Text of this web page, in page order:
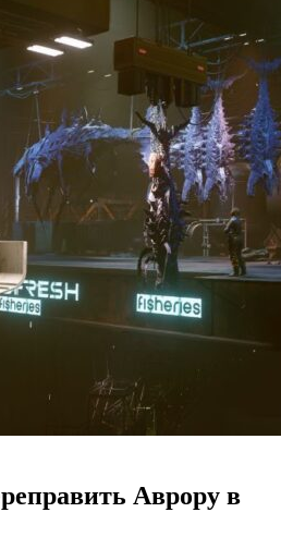
Аврору в